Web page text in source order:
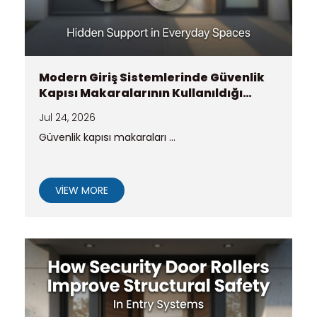
Modern Giriş Sistemlerinde Güvenlik
Kapısı Makaralarının Kullanıldığı
Jul 24, 2026
Güvenlik kapısı makaraları ...
VIEW MORE